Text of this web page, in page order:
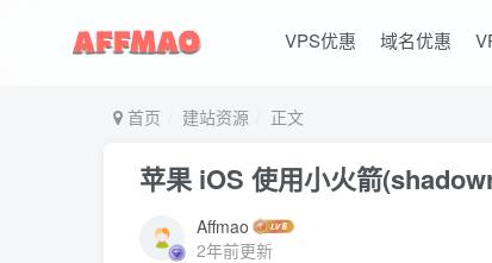
VPS优惠 域名优惠
首页 建站资源 正文
苹果 iOS 使用小火箭
Affmao
2年前更新